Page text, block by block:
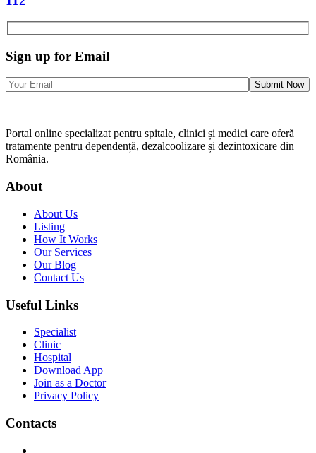
Sign up for Email
Portal online specializat pentru spitale, clinici și medici care oferă
tratamente pentru dependență, dezalcoolizare și dezintoxicare din
România.
About
About Us
Listing
How It Works
Our Services
Our Blog
Contact Us
Useful Links
Specialist
Clinic
Hospital
Download App
Join as a Doctor
Privacy Policy
Contacts